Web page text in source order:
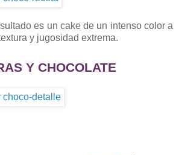
es un cake de un intenso color a
y jugosidad extrema.
Y CHOCOLATE